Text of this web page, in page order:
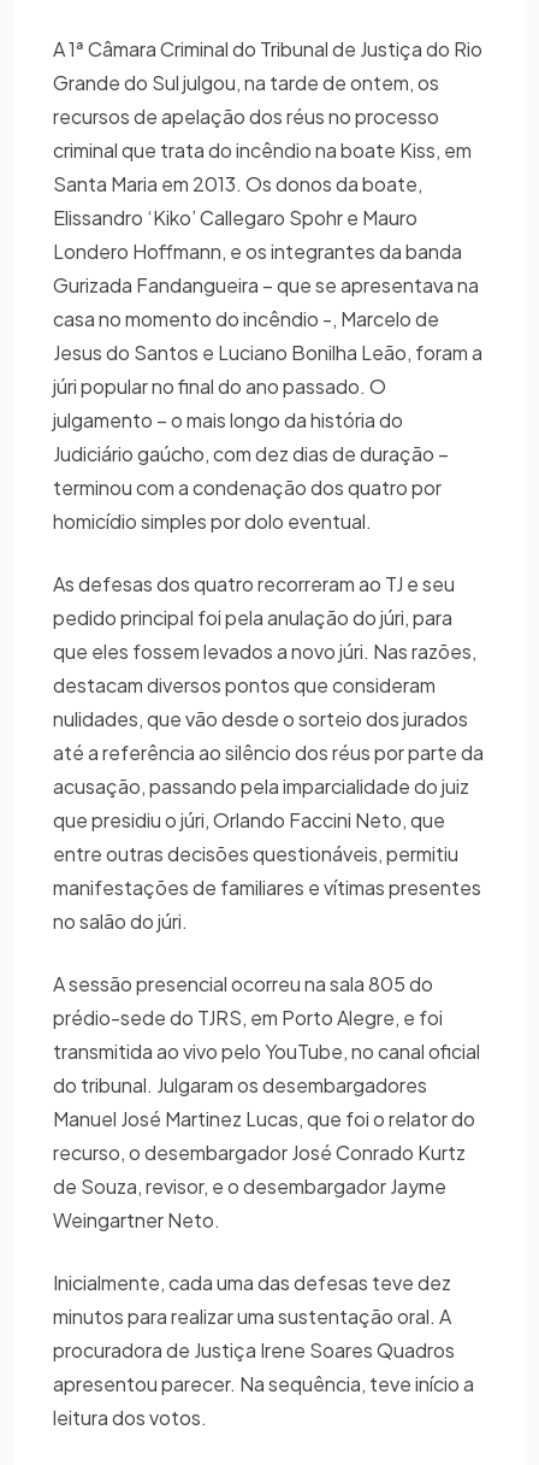
A 1ª Câmara Criminal do Tribunal de Justiça do Rio
Grande do Sul julgou, na tarde de ontem, os
recursos de apelação dos réus no processo
criminal que trata do incêndio na boate Kiss, em
Santa Maria em 2013. Os donos da boate,
Elissandro ‘Kiko’ Callegaro Spohr e Mauro
Londero Hoffmann, e os integrantes da banda
Gurizada Fandangueira – que se apresentava na
casa no momento do incêndio -, Marcelo de
Jesus do Santos e Luciano Bonilha Leão, foram a
júri popular no final do ano passado. O
julgamento – o mais longo da história do
Judiciário gaúcho, com dez dias de duração –
terminou com a condenação dos quatro por
homicídio simples por dolo eventual.
As defesas dos quatro recorreram ao TJ e seu
pedido principal foi pela anulação do júri, para
que eles fossem levados a novo júri. Nas razões,
destacam diversos pontos que consideram
nulidades, que vão desde o sorteio dos jurados
até a referência ao silêncio dos réus por parte da
acusação, passando pela imparcialidade do juiz
que presidiu o júri, Orlando Faccini Neto, que
entre outras decisões questionáveis, permitiu
manifestações de familiares e vítimas presentes
no salão do júri.
A sessão presencial ocorreu na sala 805 do
prédio-sede do TJRS, em Porto Alegre, e foi
transmitida ao vivo pelo YouTube, no canal oficial
do tribunal. Julgaram os desembargadores
Manuel José Martinez Lucas, que foi o relator do
recurso, o desembargador José Conrado Kurtz
de Souza, revisor, e o desembargador Jayme
Weingartner Neto.
Inicialmente, cada uma das defesas teve dez
minutos para realizar uma sustentação oral. A
procuradora de Justiça Irene Soares Quadros
apresentou parecer. Na sequência, teve início a
leitura dos votos.